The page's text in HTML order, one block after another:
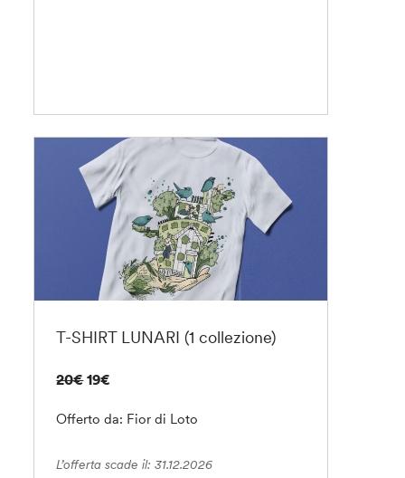
T-SHIRT LUNARI (1 collezione)
20€ 19€
Offerto da: Fior di Loto
L’offerta scade il: 31.12.2026